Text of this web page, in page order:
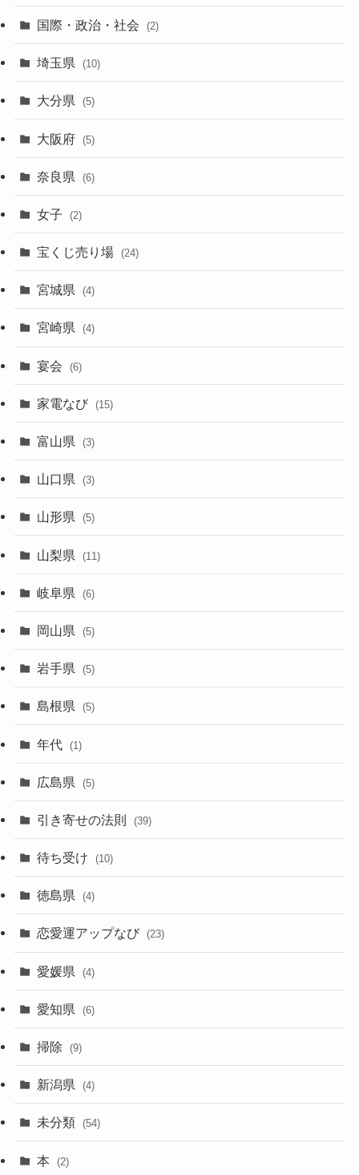
国際・政治・社会 (2)
埼玉県 (10)
大分県 (5)
大阪府 (5)
奈良県 (6)
女子 (2)
宝くじ売り場 (24)
宮城県 (4)
宮崎県 (4)
宴会 (6)
家電なび (15)
富山県 (3)
山口県 (3)
山形県 (5)
山梨県 (11)
岐阜県 (6)
岡山県 (5)
岩手県 (5)
島根県 (5)
年代 (1)
広島県 (5)
引き寄せの法則 (39)
待ち受け (10)
徳島県 (4)
恋愛運アップなび (23)
愛媛県 (4)
愛知県 (6)
掃除 (9)
新潟県 (4)
未分類 (54)
本 (2)